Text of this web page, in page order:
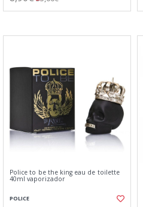
Police to be the king eau de toilette
40ml vaporizador
POLICE